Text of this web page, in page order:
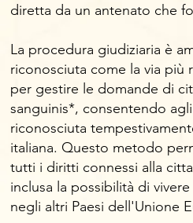
diretta da un antenato che
La procedura giudiziaria è
riconosciuta come la via più
per gestire le domande di
sanguinis*, consentendo
riconosciuta
italiana. Questo metodo
tutti i diritti connessi alla
inclusa la possibilità di
negli altri Paesi dell'Unione